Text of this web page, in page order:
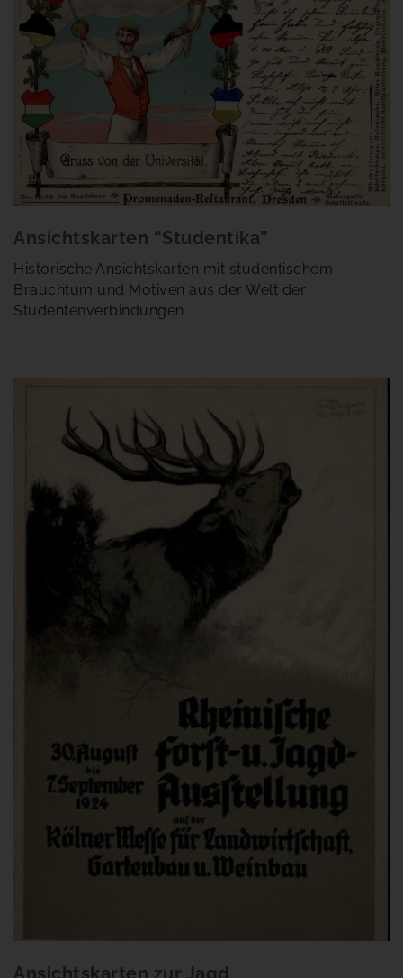
Ansichtskarten “Studentika”
Historische Ansichtskarten mit studentischem
Brauchtum und Motiven aus der Welt der
Studentenverbindungen.